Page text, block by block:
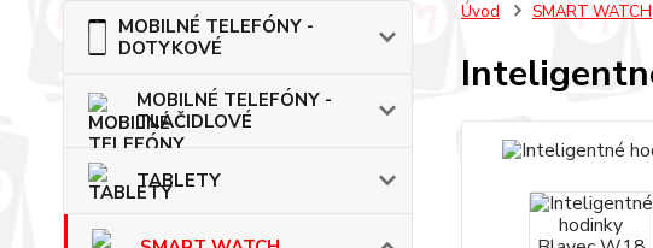
MOBILNÉ TELEFÓNY -
DOTYKOVÉ
MOBILNÉ TELEFÓNY -
TLAČIDLOVÉ
TABLETY
Úvod SMART WATCH